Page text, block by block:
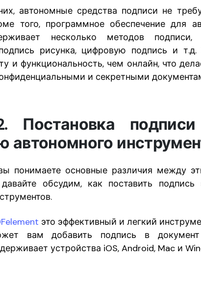
автономные средства подписи не
того, программное обеспечение для
несколько методов подписи,
рисунка, цифровую подпись и
и функциональность, чем онлайн, что
и секретными
Постановка
понимаете основные различия между
давайте обсудим, как поставить
это эффективный и легкий
вам добавить подпись в документ
устройства iOS, Android, Mac и